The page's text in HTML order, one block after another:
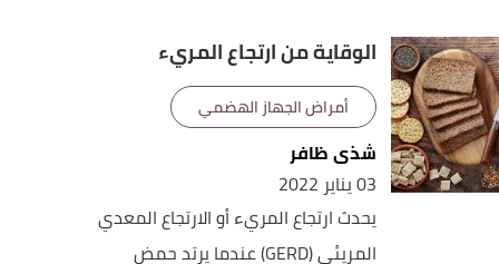
الوقاية من ارتجاع المريء
أمراض الجهاز الهضمي
شذى ظافر
03 يناير 2022
يحدث ارتجاع المريء أو الارتجاع المعدي
المريئي (GERD) عندما يرتد حمض